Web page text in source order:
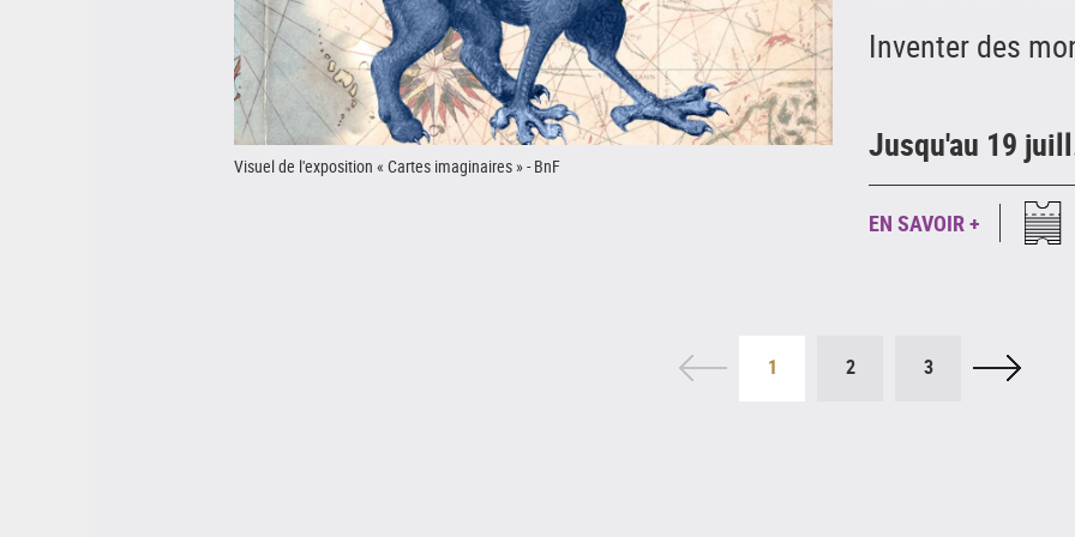
Visuel de l'exposition « Cartes imaginaires » - BnF
Inventer des
Jusqu'au 19
EN SAVOIR +
1 2 3